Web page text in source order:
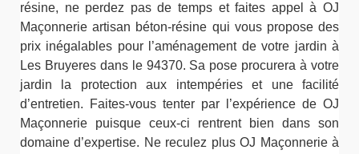
résine, ne perdez pas de temps et faites appel à OJ
Maçonnerie artisan béton-résine qui vous propose des
prix inégalables pour l’aménagement de votre jardin à
Les Bruyeres dans le 94370. Sa pose procurera à votre
jardin la protection aux intempéries et une facilité
d’entretien. Faites-vous tenter par l’expérience de OJ
Maçonnerie puisque ceux-ci rentrent bien dans son
domaine d’expertise. Ne reculez plus OJ Maçonnerie à